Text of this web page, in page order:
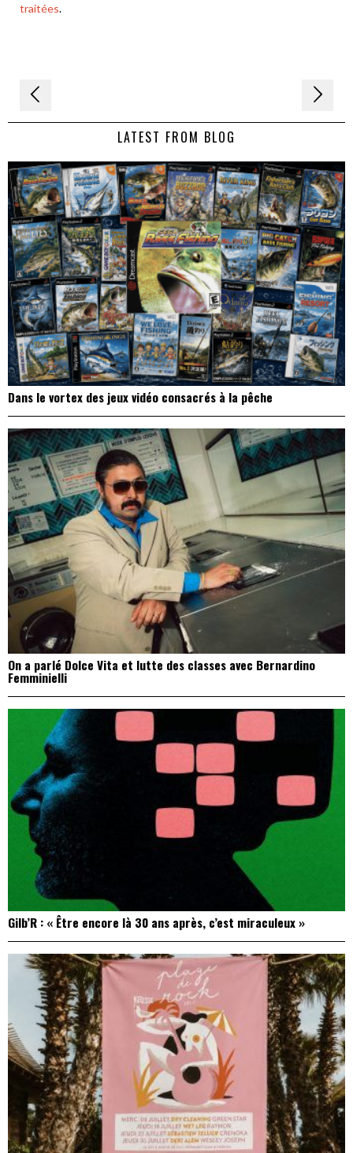
traitées.
Navigation
de LATEST FROM BLOG
Dans le vortex des jeux vidéo consacrés à la pêche
On a parlé Dolce Vita et lutte des classes avec Bernardino
Femminielli
Gilb’R : « Être encore là 30 ans après, c’est miraculeux »